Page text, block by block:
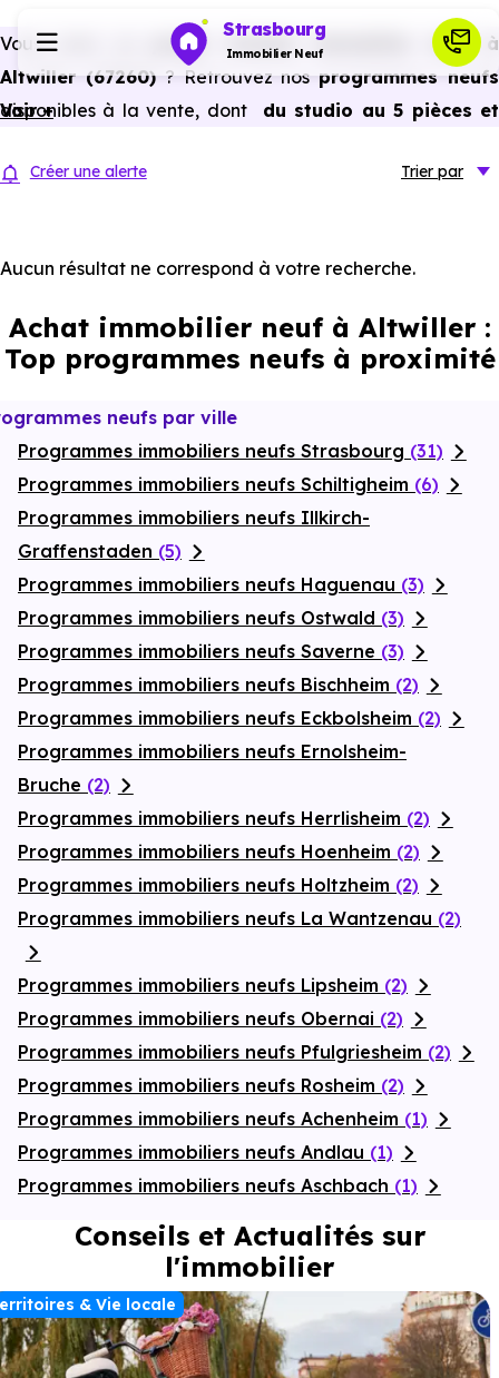
Strasbourg
Immobilier Neuf
Investir
Actualités
Ressources
Financer
Vous avez un
projet d’achat immobilier neuf à
Altwiller (67260)? Retrouvez nos programmes neufs
disponibles à la vente, dont
du studio au 5 pièces et
avantages du neuf :PTZ, TVA réduitedans certains cas,
énergétiques, garanties constructeur, etc.
Voir +
Créer une alerte Trier par
Aucun résultat ne correspond à votre recherche.
Achat immobilier neuf à Altwiller :
Top programmes neufs à proximité
neufs par ville
Programmes immobiliers neufs Strasbourg (31)
Programmes immobiliers neufs Schiltigheim (6)
Programmes immobiliers neufs Illkirch-
Graffenstaden (5)
Programmes immobiliers neufs Haguenau (3)
Programmes immobiliers neufs Ostwald (3)
Programmes immobiliers neufs Saverne (3)
Programmes immobiliers neufs Bischheim (2)
Programmes immobiliers neufs Eckbolsheim (2)
Programmes immobiliers neufs Ernolsheim-
Bruche (2)
Programmes immobiliers neufs Herrlisheim (2)
Programmes immobiliers neufs Hoenheim (2)
Programmes immobiliers neufs Holtzheim (2)
Programmes immobiliers neufs La Wantzenau (2)
Programmes immobiliers neufs Lipsheim (2)
Programmes immobiliers neufs Obernai (2)
Programmes immobiliers neufs Pfulgriesheim (2)
Programmes immobiliers neufs Rosheim (2)
Programmes immobiliers neufs Achenheim (1)
Programmes immobiliers neufs Andlau (1)
Programmes immobiliers neufs Aschbach (1)
Conseils et Actualités sur
l'immobilier
& Vie locale